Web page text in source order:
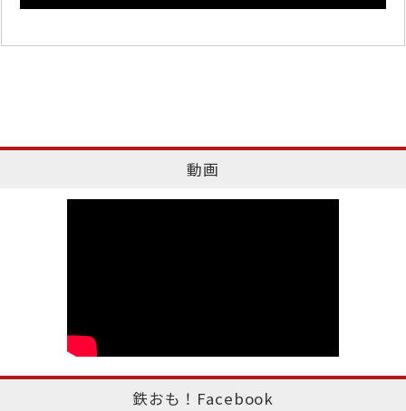
動画
鉄おも！Facebook